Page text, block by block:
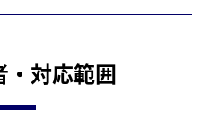
・対応範囲